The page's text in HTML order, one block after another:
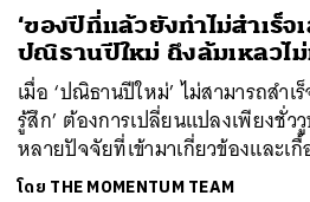
‘ของปีที่แล้วยังทำไม่สำเร็จ
ปณิธานปีใหม่ ถึงล้มเหลวไ
เมื่อ ‘ปณิธานปีใหม่’ ไม่สามารถสำเ
รู้สึก’ ต้องการเปลี่ยนแปลงเพียงชั่
หลายปัจจัยที่เข้ามาเกี่ยวข้องและเ
โดย THE MOMENTUM TEAM
ค้นหา